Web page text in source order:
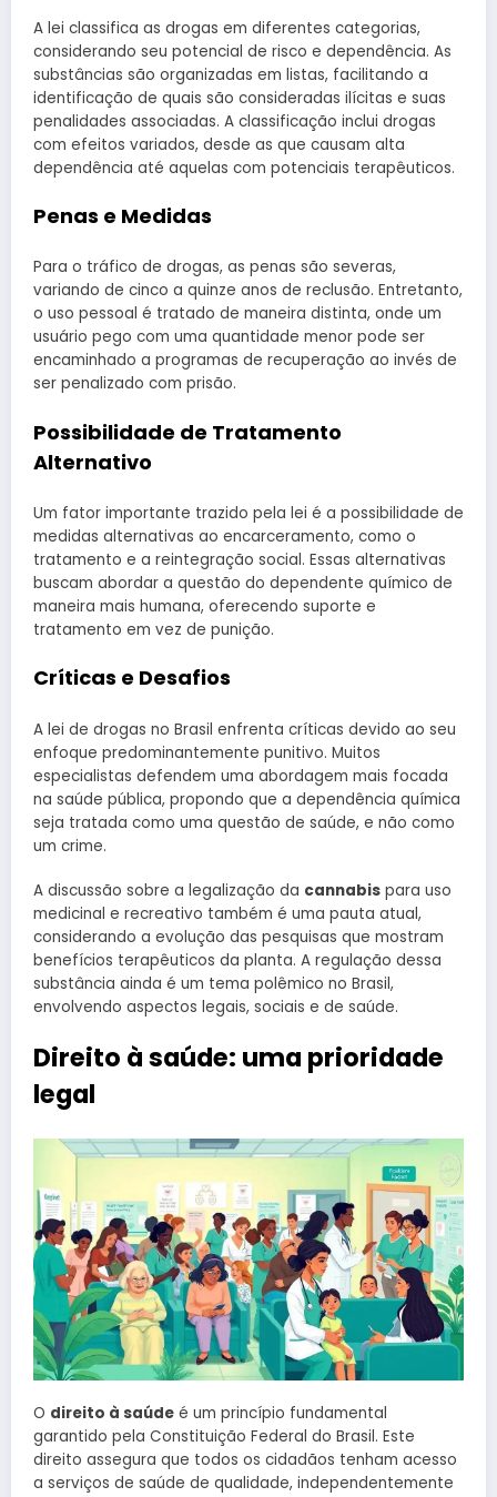
A lei classifica as drogas em diferentes categorias,
considerando seu potencial de risco e dependência. As
substâncias são organizadas em listas, facilitando a
identificação de quais são consideradas ilícitas e suas
penalidades associadas. A classificação inclui drogas
com efeitos variados, desde as que causam alta
dependência até aquelas com potenciais terapêuticos.
Penas e Medidas
Para o tráfico de drogas, as penas são severas,
variando de cinco a quinze anos de reclusão. Entretanto,
o uso pessoal é tratado de maneira distinta, onde um
usuário pego com uma quantidade menor pode ser
encaminhado a programas de recuperação ao invés de
ser penalizado com prisão.
Possibilidade de Tratamento
Alternativo
Um fator importante trazido pela lei é a possibilidade de
medidas alternativas ao encarceramento, como o
tratamento e a reintegração social. Essas alternativas
buscam abordar a questão do dependente químico de
maneira mais humana, oferecendo suporte e
tratamento em vez de punição.
Críticas e Desafios
A lei de drogas no Brasil enfrenta críticas devido ao seu
enfoque predominantemente punitivo. Muitos
especialistas defendem uma abordagem mais focada
na saúde pública, propondo que a dependência química
seja tratada como uma questão de saúde, e não como
um crime.
A discussão sobre a legalização da cannabis para uso
medicinal e recreativo também é uma pauta atual,
considerando a evolução das pesquisas que mostram
benefícios terapêuticos da planta. A regulação dessa
substância ainda é um tema polêmico no Brasil,
envolvendo aspectos legais, sociais e de saúde.
Direito à saúde: uma prioridade
legal
O direito à saúde é um princípio fundamental
garantido pela Constituição Federal do Brasil. Este
direito assegura que todos os cidadãos tenham acesso
a serviços de saúde de qualidade, independentemente